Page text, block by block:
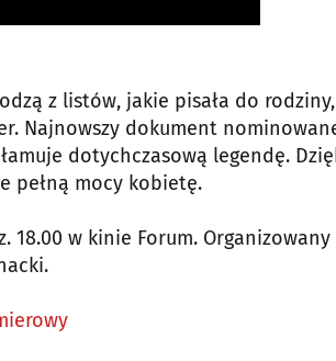
z listów, jakie pisała do
Najnowszy dokument
dotychczasową legendę.
pełną mocy kobietę.
w kinie Forum.